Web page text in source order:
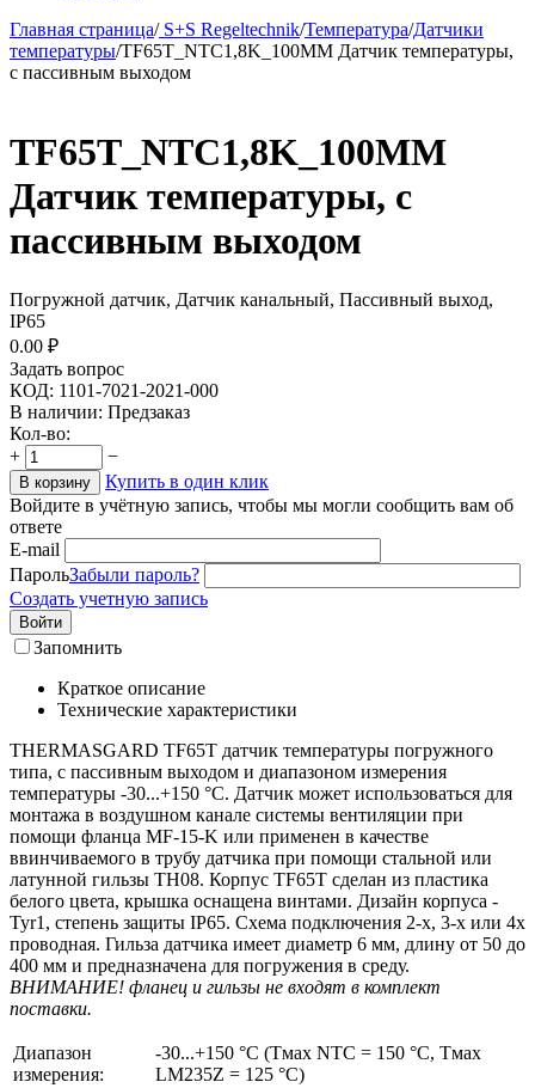
Главная страница/S+S Regeltechnik/Температура/Датчики
температуры/TF65T_NTC1,8K_100MM Датчик температуры,
с пассивным выходом
TF65T_NTC1,8K_100MM
Датчик температуры, с
пассивным выходом
Погружной датчик, Датчик канальный, Пассивный выход,
IP65
0.00 ₽
Задать вопрос
КОД: 1101-7021-2021-000
В наличии: Предзаказ
Кол-во:
+
−
В корзину
Купить в один клик
Войдите в учётную запись, чтобы мы могли сообщить вам об
ответе
E-mail
ПарольЗабыли пароль?
Создать учетную запись
Войти
Запомнить
Краткое описание
Технические характеристики
THERMASGARD TF65T датчик температуры погружного
типа, с пассивным выходом и диапазоном измерения
температуры -30...+150 °C. Датчик может использоваться для
монтажа в воздушном канале системы вентиляции при
помощи фланца MF-15-K или применен в качестве
ввинчиваемого в трубу датчика при помощи стальной или
латунной гильзы TH08. Корпус TF65T сделан из пластика
белого цвета, крышка оснащена винтами. Дизайн корпуса -
Tyr1, степень защиты IP65. Схема подключения 2-х, 3-х или 4х
проводная. Гильза датчика имеет диаметр 6 мм, длину от 50 до
400 мм и предназначена для погружения в среду.
ВНИМАНИЕ! фланец и гильзы не входят в комплект
поставки.
Диапазон
измерения:
-30...+150 °C (Tмax NTC = 150 °C, Tмax
LM235Z = 125 °C)